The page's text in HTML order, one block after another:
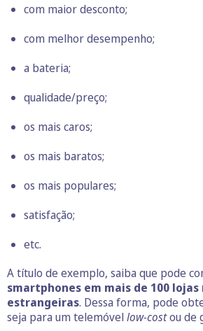
com maior desconto;
com melhor desempenho;
a bateria;
qualidade/preço;
os mais caros;
os mais baratos;
os mais populares;
satisfação;
etc.
A título de exemplo, saiba que pode
smartphones em mais de 100 lojas
estrangeiras. Dessa forma, pode
seja para um telemóvel low-costou de